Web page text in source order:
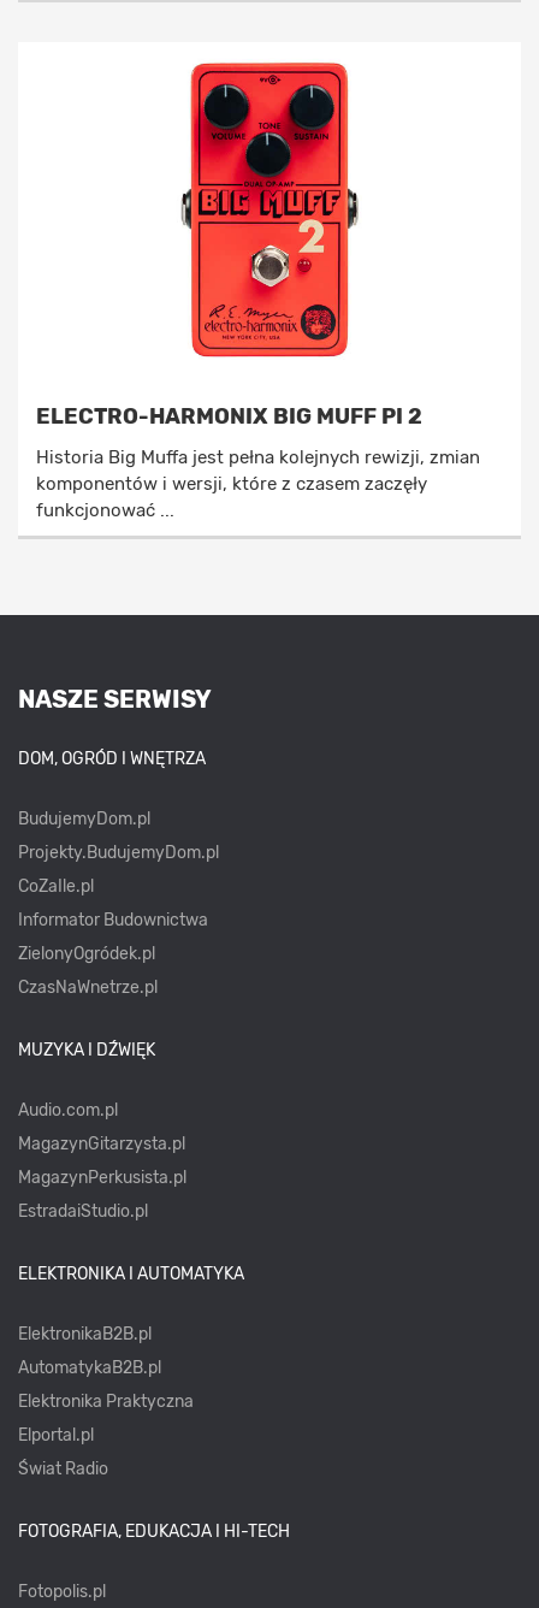
ELECTRO-HARMONIX BIG MUFF PI 2
Historia Big Muffa jest pełna kolejnych rewizji, zmian
komponentów i wersji, które z czasem zaczęły
funkcjonować ...
NASZE SERWISY
DOM, OGRÓD I WNĘTRZA
BudujemyDom.pl
Projekty.BudujemyDom.pl
CoZaIle.pl
Informator Budownictwa
ZielonyOgródek.pl
CzasNaWnetrze.pl
MUZYKA I DŹWIĘK
Audio.com.pl
MagazynGitarzysta.pl
MagazynPerkusista.pl
EstradaiStudio.pl
ELEKTRONIKA I AUTOMATYKA
ElektronikaB2B.pl
AutomatykaB2B.pl
Elektronika Praktyczna
Elportal.pl
Świat Radio
FOTOGRAFIA, EDUKACJA I HI-TECH
Fotopolis.pl